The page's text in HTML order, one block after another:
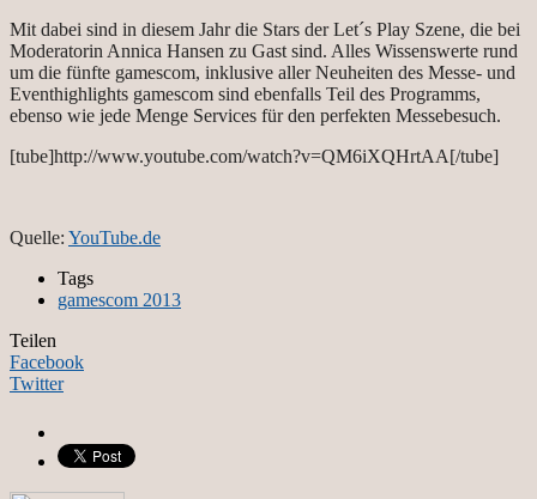
Mit dabei sind in diesem Jahr die Stars der Let´s Play Szene, die bei
Moderatorin Annica Hansen zu Gast sind. Alles Wissenswerte rund
um die fünfte gamescom, inklusive aller Neuheiten des Messe- und
Eventhighlights gamescom sind ebenfalls Teil des Programms,
ebenso wie jede Menge Services für den perfekten Messebesuch.
[tube]http://www.youtube.com/watch?v=QM6iXQHrtAA[/tube]
Quelle: YouTube.de
Tags
gamescom 2013
Teilen
Facebook
Twitter